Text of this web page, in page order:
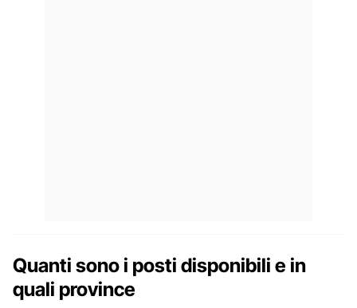
Quanti sono i posti disponibili e in
quali province